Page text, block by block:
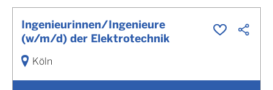
Ingenieurinnen/Ingenieure
(w/m/d) der Elektrotechnik
Köln